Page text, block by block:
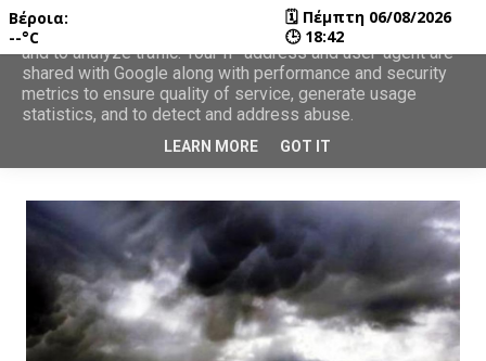
Βέροια:
--°C
🗓 Πέμπτη 06/08/2026
🕒 18:42
This site uses cookies from Google to deliver its services
and to analyze traffic. Your IP address and user-agent are
shared with Google along with performance and security
metrics to ensure quality of service, generate usage
statistics, and to detect and address abuse.
LEARN MORE GOT IT